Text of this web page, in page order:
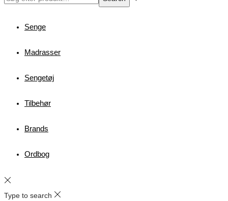
Senge
Madrasser
Sengetøj
Tilbehør
Brands
Ordbog
Type to search